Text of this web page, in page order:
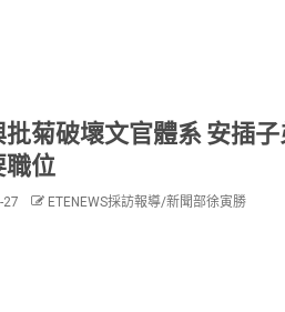
菊破壞文官體系 安插
職位
27 ETENEWS採訪報導/新聞部徐寅勝